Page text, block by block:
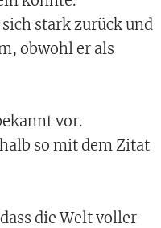
stark zurück und
obwohl er als
vor.
so mit dem Zitat
die Welt voller